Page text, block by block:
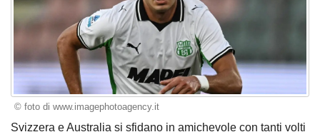
© foto di www.imagephotoagency.it
Svizzera e Australia si sfidano in amichevole con tanti volti